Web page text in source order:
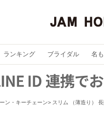
ランキング ブライダル 名
ン・キーチェーン スリム （薄造り）